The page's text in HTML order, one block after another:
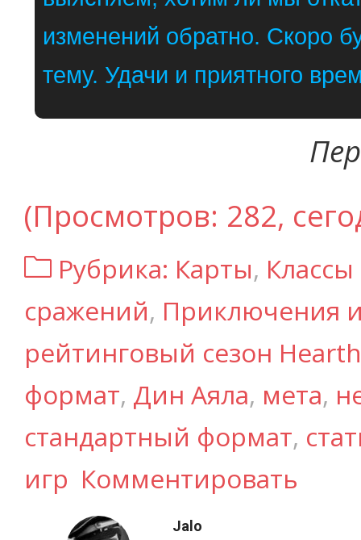
изменений обратно. Скоро
тему. Удачи и приятного
(Просмотров: 282,
Рубрика: Карты,
сражений, Приключения
рейтинговый сезон
формат, Дин Аяла, мета,
стандартный формат,
игр Комментировать
Jalo